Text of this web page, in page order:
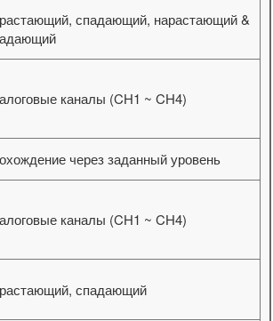
спадающий, нарастающий &
каналы (CH1 ~ CH4)
через заданный уровень
каналы (CH1 ~ CH4)
спадающий